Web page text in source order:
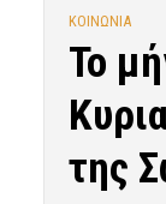
ΚΟΙΝΩΝΙΑ
Το
της